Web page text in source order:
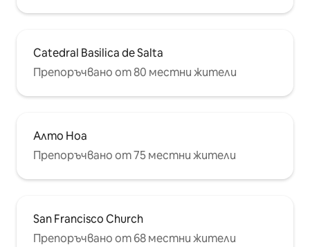
Catedral Basilica de Salta
Препоръчвано от 80 местни жители
Алто Ноа
Препоръчвано от 75 местни жители
San Francisco Church
Препоръчвано от 68 местни жители